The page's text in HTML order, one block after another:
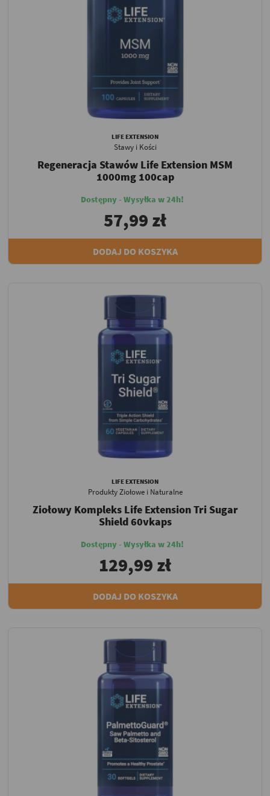
LIFE EXTENSION
Stawy i Kości
Regeneracja Stawów Life Extension MSM
1000mg 100cap
Dostępny - Wysyłka w 24h!
57,99 zł
DODAJ DO KOSZYKA
LIFE EXTENSION
Produkty Ziołowe i Naturalne
Ziołowy Kompleks Life Extension Tri Sugar
Shield 60vkaps
Dostępny - Wysyłka w 24h!
129,99 zł
DODAJ DO KOSZYKA